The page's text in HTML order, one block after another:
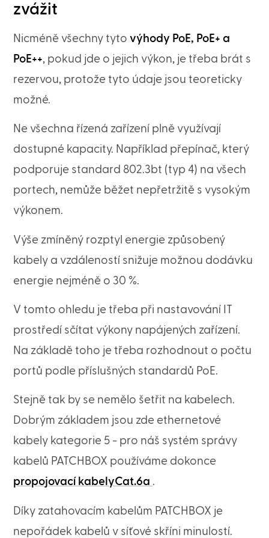
zvážit
Nicméně všechny tytovýhody PoE, PoE+ a
PoE++, pokud jde o jejich výkon, je třeba brát s
rezervou, protože tyto údaje jsou teoreticky
možné.
Ne všechna řízená zařízení plně využívají
dostupné kapacity. Například přepínač, který
podporuje standard 802.3bt (typ 4) na všech
portech, nemůže běžet nepřetržitě s vysokým
výkonem.
Výše zmíněný rozptyl energie způsobený
kabely a vzdáleností snižuje možnou dodávku
energie nejméně o 30 %.
V tomto ohledu je třeba při nastavování IT
prostředí sčítat výkony napájených zařízení.
Na základě toho je třeba rozhodnout o počtu
portů podle příslušných standardů PoE.
Stejně tak by se nemělo šetřit na kabelech.
Dobrým základem jsou zde ethernetové
kabely kategorie 5 - pro náš systém správy
kabelů PATCHBOX používáme dokonce
propojovací kabelyCat.6a .
Díky zatahovacím kabelům PATCHBOX je
nepořádek kabelů v síťové skříni minulostí.